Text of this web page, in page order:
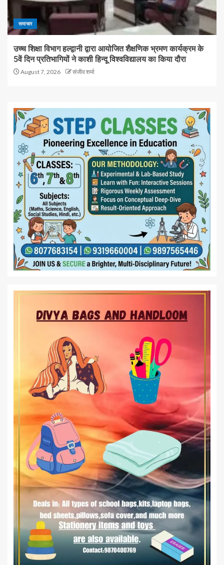
समाचार
उच्च शिक्षा विभाग हल्द्वानी द्वारा आयोजित शैक्षणिक भ्रमण कार्यक्रम के
5वें दिन प्रतिभागियों ने काशी हिन्दू विश्वविद्यालय का किया दौरा
August 7, 2026 संजीव शर्मा